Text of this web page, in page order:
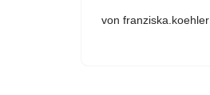
von franziska.koehler